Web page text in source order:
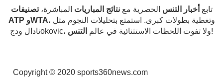
a
t
i
o
تابع أخبار التنس الحصرية معنتائج المباريات المباشرة،تصنيفات
ATP وWTA، وتغطية بطولات كبرى. استمتع بتحليلات النجوم مثل
نادال ودجokovic، ولا تفوت اللحظات الاستثنائية في عالم
التنس !
Copyright © 2020 sports360news.com